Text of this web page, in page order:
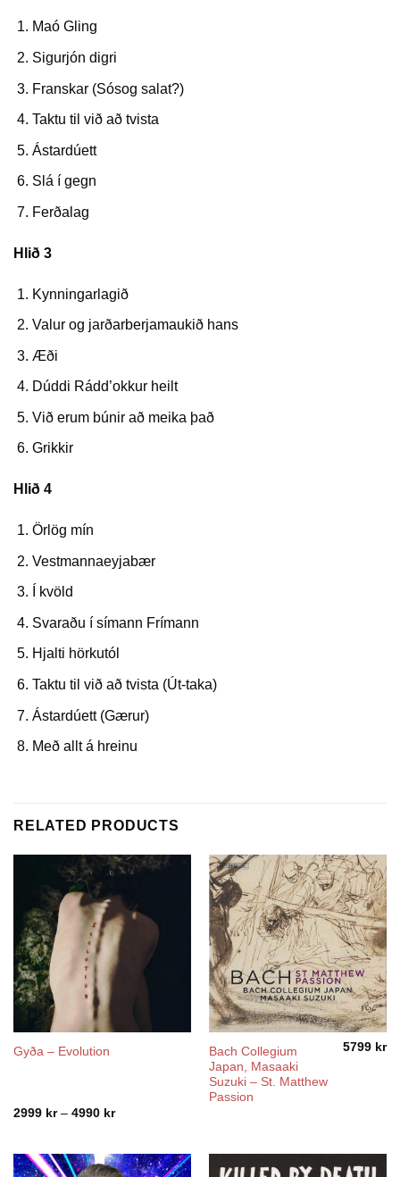
Maó Gling
Sigurjón digri
Franskar (Sósog salat?)
Taktu til við að tvista
Ástardúett
Slá í gegn
Ferðalag
Hlið 3
Kynningarlagið
Valur og jarðarberjamaukið hans
Æði
Dúddi Rádd’okkur heilt
Við erum búnir að meika það
Grikkir
Hlið 4
Örlög mín
Vestmannaeyjabær
Í kvöld
Svaraðu í símann Frímann
Hjalti hörkutól
Taktu til við að tvista (Út-taka)
Ástardúett (Gærur)
Með allt á hreinu
RELATED PRODUCTS
Gyða – Evolution
2999 kr – 4990 krPrice
4990 kr
Bach Collegium
Japan, Masaaki
Suzuki – St. Matthew
Passion
5799 kr